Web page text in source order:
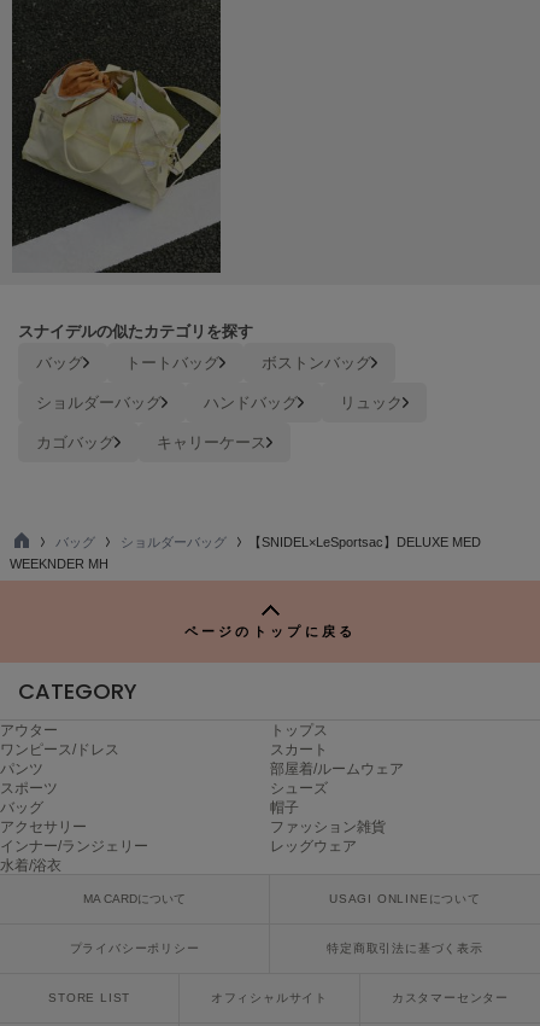
オン
Onitsuka Tiger
オニツカ タイガー
PATRICK
Philly chocolate
フィリーチョコレート
PUMA
Reebok
リーボック
SALOMON
サロモン
sanrio house
サンリオハウス
セサミストリートマーケット
SHAKA
スナイデルの似たカテゴリを探す
バッグ トートバッグ
ボストンバッグ
ショルダーバッグ
ハンドバッグ
リュック
カゴバッグ
キャリーケース
TO
P
バッグ ショルダーバッグ
【SNIDEL×LeSportsac】DELUXE MED
WEEKNDER MH
ページのトップに戻る
CATEGORY
アウター
トップス
ワンピース/ドレス
スカート
パンツ
部屋着/ルームウェア
スポーツ
シューズ
バッグ
帽子
アクセサリー
ファッション雑貨
インナー/ランジェリー
レッグウェア
水着/浴衣
MA CARDについて USAGI ONLINEについて
プライバシーポリシー 特定商取引法に基づく表示
STORE LIST オフィシャルサイト カスタマーセンター